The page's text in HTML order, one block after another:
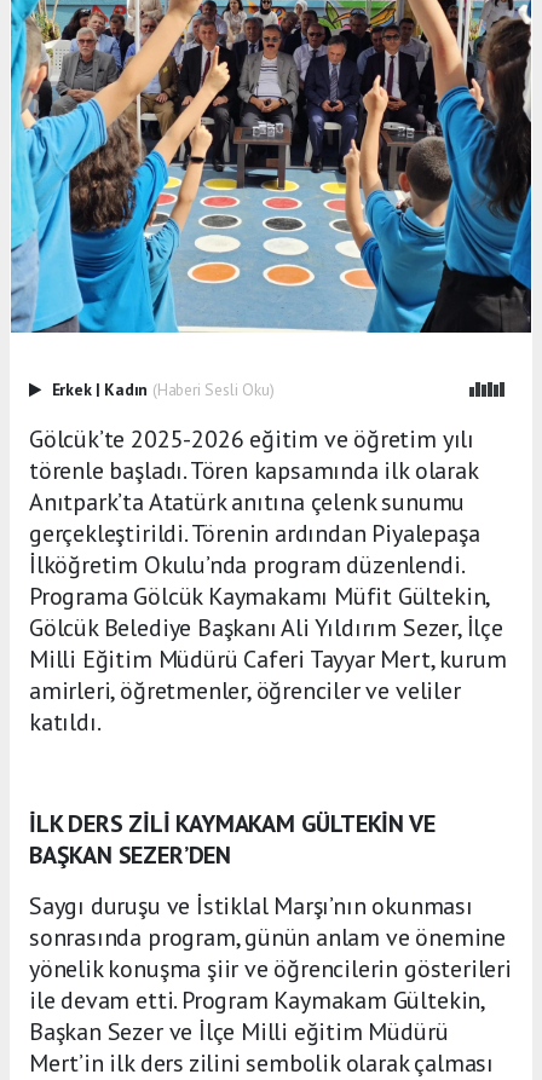
Erkek | Kadın (Haberi Sesli Oku)
Gölcük’te 2025-2026 eğitim ve öğretim yılı
törenle başladı. Tören kapsamında ilk olarak
Anıtpark’ta Atatürk anıtına çelenk sunumu
gerçekleştirildi. Törenin ardından Piyalepaşa
İlköğretim Okulu’nda program düzenlendi.
Programa Gölcük Kaymakamı Müfit Gültekin,
Gölcük Belediye Başkanı Ali Yıldırım Sezer, İlçe
Milli Eğitim Müdürü Caferi Tayyar Mert, kurum
amirleri, öğretmenler, öğrenciler ve veliler
katıldı.
İLK DERS ZİLİ KAYMAKAM GÜLTEKİN VE
BAŞKAN SEZER’DEN
Saygı duruşu ve İstiklal Marşı’nın okunması
sonrasında program, günün anlam ve önemine
yönelik konuşma şiir ve öğrencilerin gösterileri
ile devam etti. Program Kaymakam Gültekin,
Başkan Sezer ve İlçe Milli eğitim Müdürü
Mert’in ilk ders zilini sembolik olarak çalması